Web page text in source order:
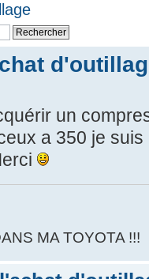
un
a 350 je
MA TOYOTA !!!